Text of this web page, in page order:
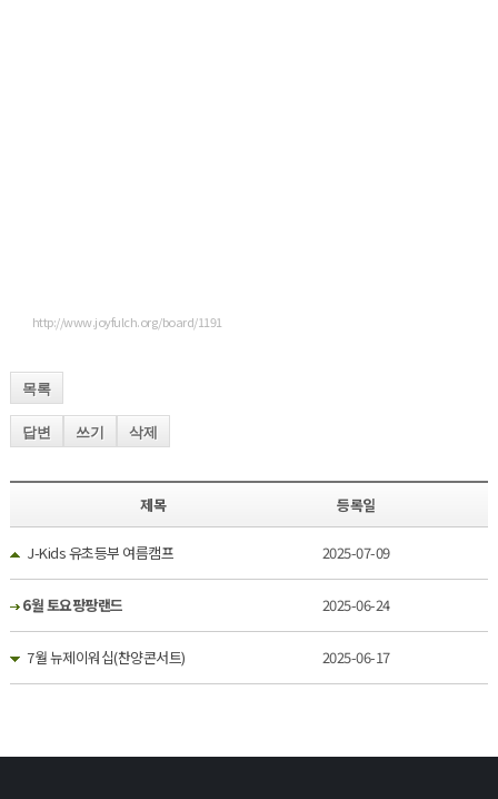
http://www.joyfulch.org/board/1191
목록
답변 쓰기 삭제
제목 등록일
J-Kids 유초등부 여름캠프 2025-07-09
6월 토요팡팡랜드 2025-06-24
7월 뉴제이워십(찬양콘서트) 2025-06-17